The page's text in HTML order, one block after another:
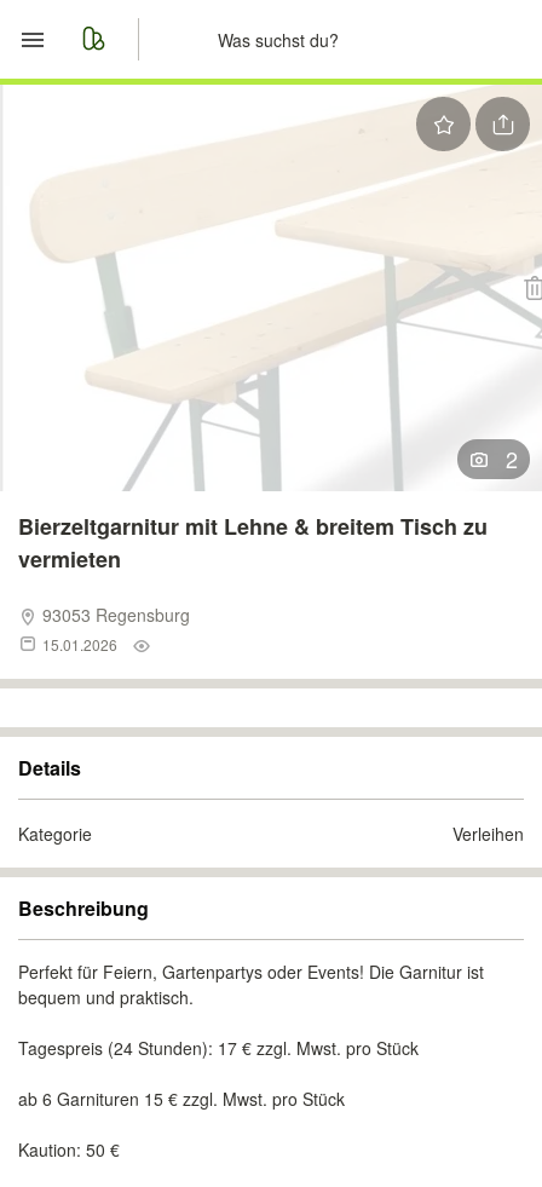
Merkliste
Nachrichten
Anzeige aufgeben
2
Bierzeltgarnitur mit Lehne & breitem Tisch zu
vermieten
93053 Regensburg
15.01.2026
Details
Kategorie Verleihen
Beschreibung
Perfekt für Feiern, Gartenpartys oder Events! Die Garnitur ist
bequem und praktisch.
Tagespreis (24 Stunden): 17 € zzgl. Mwst. pro Stück
ab 6 Garnituren 15 € zzgl. Mwst. pro Stück
Kaution: 50 €